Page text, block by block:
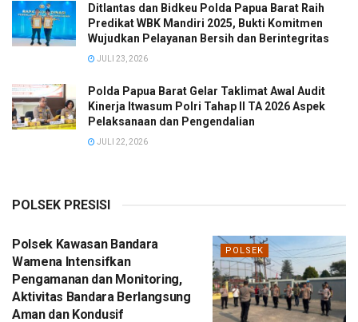
Ditlantas dan Bidkeu Polda Papua Barat Raih
Predikat WBK Mandiri 2025, Bukti Komitmen
Wujudkan Pelayanan Bersih dan Berintegritas
JULI 23, 2026
Polda Papua Barat Gelar Taklimat Awal Audit
Kinerja Itwasum Polri Tahap II TA 2026 Aspek
Pelaksanaan dan Pengendalian
JULI 22, 2026
POLSEK PRESISI
POLSEK
Polsek Kawasan Bandara
Wamena Intensifkan
Pengamanan dan Monitoring,
Aktivitas Bandara Berlangsung
Aman dan Kondusif